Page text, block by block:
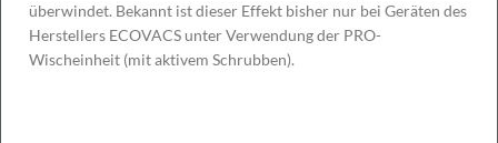
überwindet. Bekannt ist dieser Effekt bisher nur bei Geräten des
Herstellers ECOVACS unter Verwendung der PRO-
Wischeinheit (mit aktivem Schrubben).